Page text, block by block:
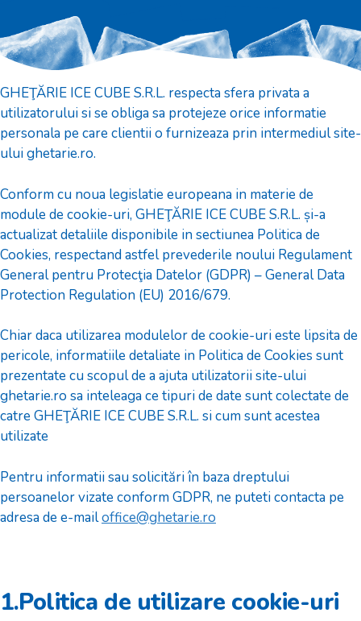
GHEŢĂRIE ICE CUBE S.R.L. respecta sfera privata a
utilizatorului si se obliga sa protejeze orice informatie
personala pe care clientii o furnizeaza prin intermediul site-
ului ghetarie.ro.
Conform cu noua legislatie europeana in materie de
module de cookie-uri, GHEŢĂRIE ICE CUBE S.R.L. și-a
actualizat detaliile disponibile in sectiunea Politica de
Cookies, respectand astfel prevederile noului Regulament
General pentru Protecţia Datelor (GDPR) – General Data
Protection Regulation (EU) 2016/679.
Chiar daca utilizarea modulelor de cookie-uri este lipsita de
pericole, informatiile detaliate in Politica de Cookies sunt
prezentate cu scopul de a ajuta utilizatorii site-ului
ghetarie.ro sa inteleaga ce tipuri de date sunt colectate de
catre GHEŢĂRIE ICE CUBE S.R.L. si cum sunt acestea
utilizate
Pentru informatii sau solicitări în baza dreptului
persoanelor vizate conform GDPR, ne puteti contacta pe
adresa de e-mailoffice@ghetarie.ro
1.Politica de utilizare cookie-uri